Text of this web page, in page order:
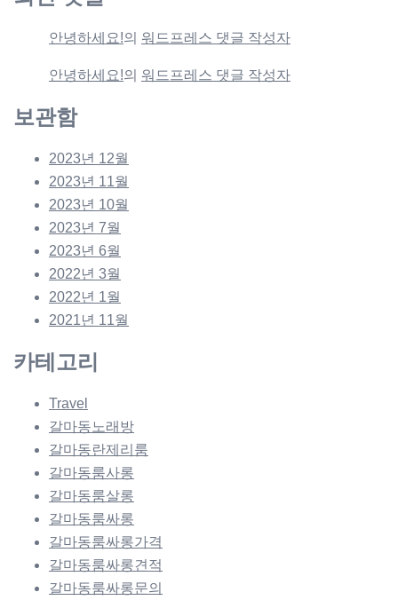
안녕하세요!의 워드프레스 댓글 작성자
안녕하세요!의 워드프레스 댓글 작성자
보관함
2023년 12월
2023년 11월
2023년 10월
2023년 7월
2023년 6월
2022년 3월
2022년 1월
2021년 11월
카테고리
Travel
갈마동노래방
갈마동란제리룸
갈마동룸사롱
갈마동룸살롱
갈마동룸싸롱
갈마동룸싸롱가격
갈마동룸싸롱견적
갈마동룸싸롱문의